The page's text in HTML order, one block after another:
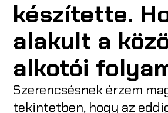
készítette.
alakult a
alkotói
Szerencsésnek érzem
tekintetben, hogy az